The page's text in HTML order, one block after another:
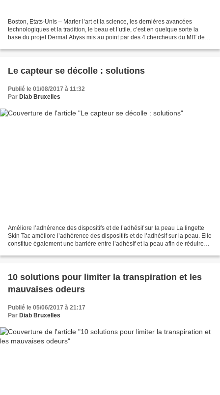
Boston, Etats-Unis – Marier l’art et la science, les dernières avancées
technologiques et la tradition, le beau et l’utile, c’est en quelque sorte la
base du projet Dermal Abyss mis au point par des 4 chercheurs du MIT de
Le capteur se décolle : solutions
Publié le 01/08/2017 à 11:32
Par Diab Bruxelles
Améliore l’adhérence des dispositifs et de l’adhésif sur la peau La lingette
Skin Tac améliore l’adhérence des dispositifs et de l’adhésif sur la peau. Elle
constitue également une barrière entre l’adhésif et la peau afin de réduire
10 solutions pour limiter la transpiration et les
mauvaises odeurs
Publié le 05/06/2017 à 21:17
Par Diab Bruxelles